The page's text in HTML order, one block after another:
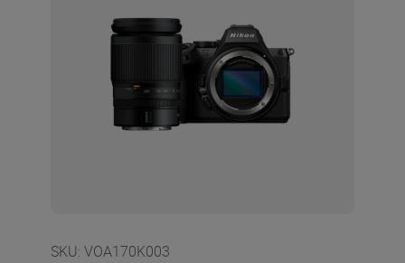
SKU: VOA170K003